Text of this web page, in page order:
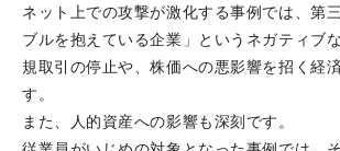
ネット上での攻撃が激化する事例では、第
ブルを抱えている企業」というネガティブ
規取引の停止や、株価への悪影響を招く経
す。
また、人的資産への影響も深刻です。